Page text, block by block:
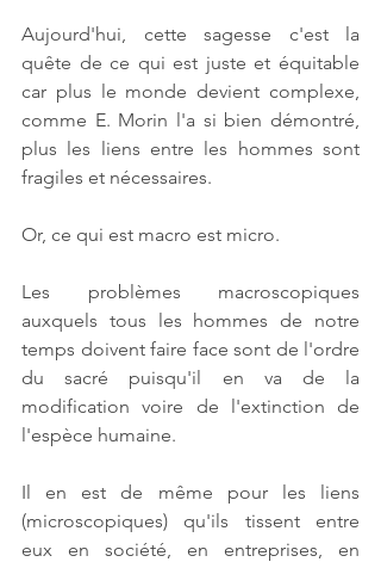
Aujourd'hui, cette sagesse c'est la
quête de ce qui est juste et équitable
car plus le monde devient complexe,
comme E. Morin l'a si bien démontré,
plus les liens entre les hommes sont
fragiles et nécessaires.
Or, ce qui est macro est micro.
Les problèmes macroscopiques
auxquels tous les hommes de notre
temps doivent faire face sont de l'ordre
du sacré puisqu'il en va de la
modification voire de l'extinction de
l'espèce humaine.
Il en est de même pour les liens
(microscopiques) qu'ils tissent entre
eux en société, en entreprises, en